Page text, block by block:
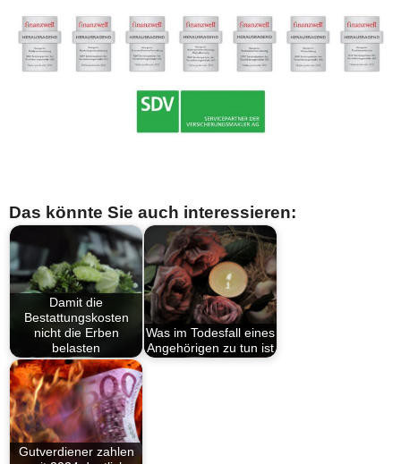
Das könnte Sie auch interessieren:
Damit die
Bestattungskosten
nicht die Erben
belasten
Was im Todesfall eines
Angehörigen zu tun ist
Gutverdiener zahlen